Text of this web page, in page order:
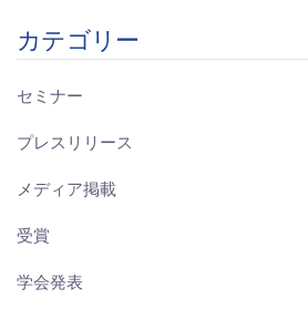
カテゴリー
セミナー
プレスリリース
メディア掲載
受賞
学会発表